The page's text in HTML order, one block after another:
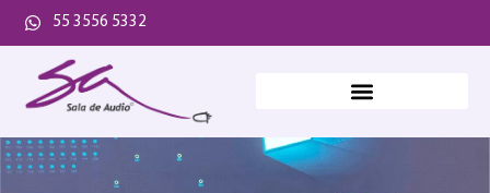
55 3556 5332